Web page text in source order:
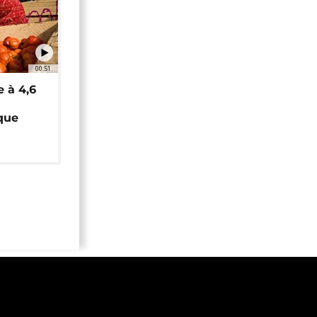
00:51
à 4,6